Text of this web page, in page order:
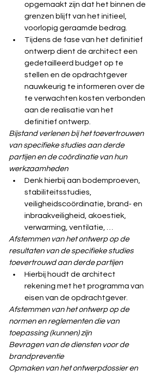
opgemaakt zijn dat het binnen de
grenzen blijft van het initieel,
voorlopig geraamde bedrag.
Tijdens de fase van het definitief
ontwerp dient de architect een
gedetailleerd budget op te
stellen en de opdrachtgever
nauwkeurig te informeren over de
te verwachten kosten verbonden
aan de realisatie van het
definitief ontwerp.
Bijstand verlenen bij het toevertrouwen
van specifieke studies aan derde
partijen en de coördinatie van hun
werkzaamheden
Denk hierbij aan bodemproeven,
stabiliteitsstudies,
veiligheidscoördinatie, brand- en
inbraakveiligheid, akoestiek,
verwarming, ventilatie, …
Afstemmen van het ontwerp op de
resultaten van de specifieke studies
toevertrouwd aan derde partijen
Hierbij houdt de architect
rekening met het programma van
eisen van de opdrachtgever.
Afstemmen van het ontwerp op de
normen en reglementen die van
toepassing (kunnen) zijn
Bevragen van de diensten voor de
brandpreventie
Opmaken van het ontwerpdossier en